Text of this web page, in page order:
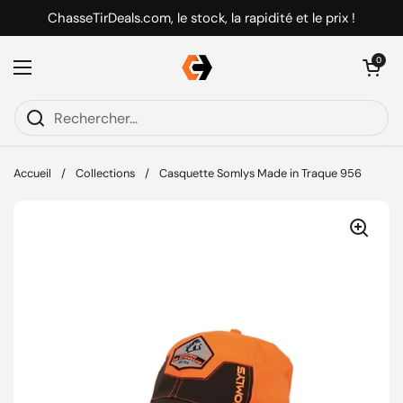
Passer au contenu
ChasseTirDeals.com, le stock, la rapidité et le prix !
Ouvrir le menu
Ouvrir le
0
Accueil / Collections / Casquette Somlys Made in Traque 956